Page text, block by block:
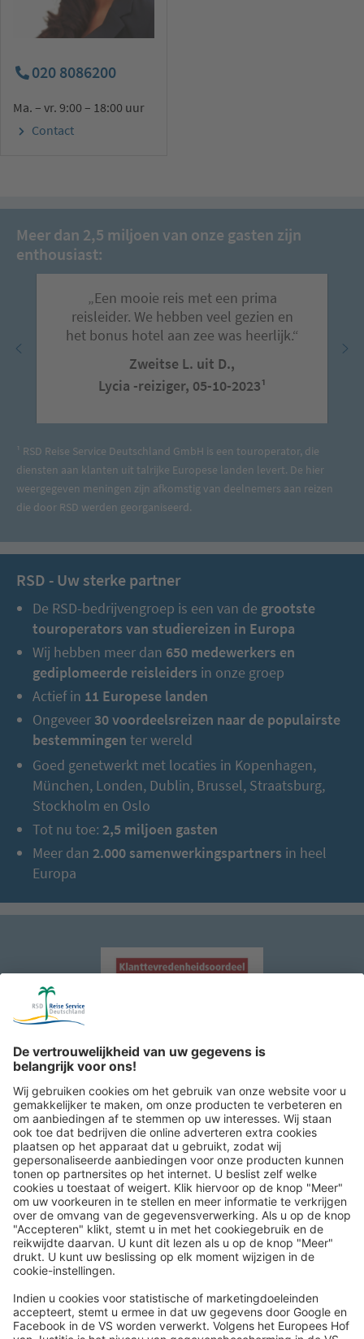
020 8086200
Ma. – vr. 9:00 – 18:00 uur
Contact
Meer dan 2,5 miljoen van onze gasten zijn
enthousiast:
„Een mooie reis met een prima
reisleider. We hebben veel gezien en
het bonus hotel aan zee was heerlijk.“
Zweitse L. uit D.,
Lycia -reiziger, 05-10-2023¹
¹ RSD Reise Service Deutschland GmbH is een touroperator, die
diensten aan klanten uit talrijke Europese landen levert. De hier
weergegeven meningen zijn afkomstig van deelnemers aan reizen
die door RSD werden georganiseerd.
RSD - Uw sterke partner
De RSD-bedrijvengroep is een van de grootste
touroperators van studiereizen in Europa
Wij hebben meer dan 650 medewerkers en
gediplomeerde reisleiders in onze groep
Actief in 11 Europese landen
Ongeveer 30 voordeelsreizen naar de populairste
bestemmingen ter wereld
Goed genetwerkt met locaties in Kopenhagen,
München, Londen, Dublin, Brussel, Straatsburg,
Stockholm en Oslo
Tot nu toe: 2,5 miljoen gasten
Meer dan 2.000 samenwerkingspartners in heel
Europa
Reispost via de e-mailnieuwsbrief: